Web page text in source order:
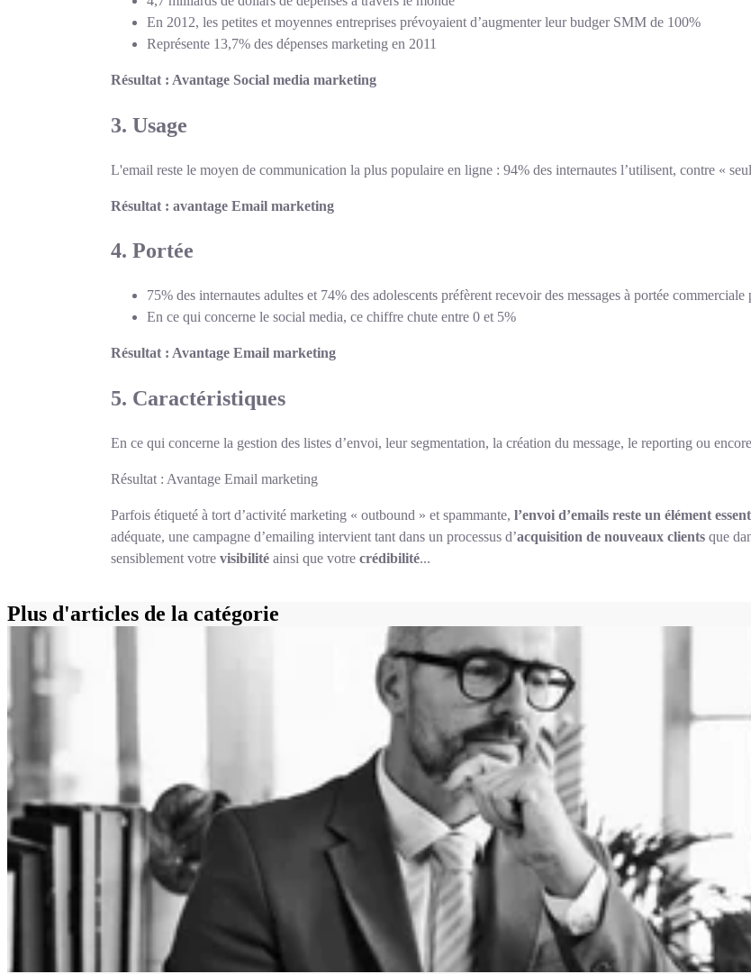
En 2012, les petites et moyennes entreprises prévoyaient d’augmenter leur budger SMM de 100%
Représente 13,7% des dépenses marketing en 2011
Résultat : Avantage Social media marketing
3. Usage
L'email reste le moyen de communication la plus populaire en ligne : 94% des internautes l’utilisent, contre «
Résultat : avantage Email marketing
4. Portée
75% des internautes adultes et 74% des adolescents préfèrent recevoir des messages à portée commerciale
En ce qui concerne le social media, ce chiffre chute entre 0 et 5%
Résultat : Avantage Email marketing
5. Caractéristiques
En ce qui concerne la gestion des listes d’envoi, leur segmentation, la création du message, le reporting ou
Résultat : Avantage Email marketing
Parfois étiqueté à tort d’activité marketing « outbound » et spammante,l’envoi d’emails reste un élément
adéquate, une campagne d’emailing intervient tant dans un processus d’acquisition de nouveaux clients que
sensiblement votrevisibilité ainsi que votrecrédibilité...
Plus d'articles de la catégorie